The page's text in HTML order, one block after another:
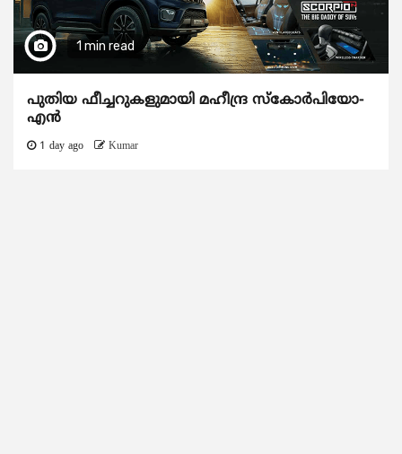
1 min read
പുതിയ ഫീച്ചറുകളുമായി മഹീന്ദ്ര സ്കോർപിയോ-
എൻ
1 day ago Kumar